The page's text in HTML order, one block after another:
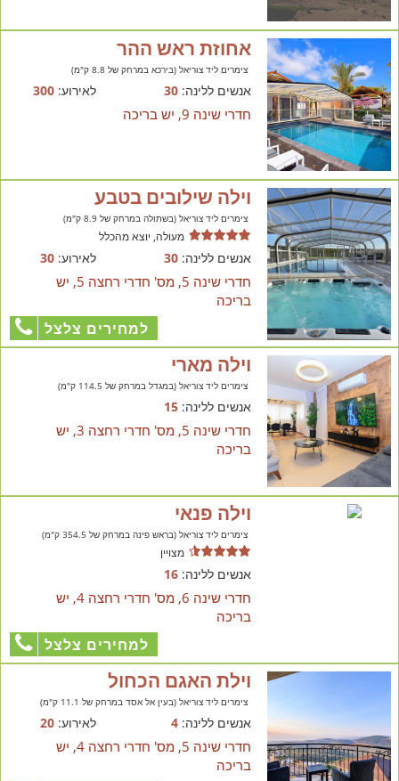
אחוזת ראש ההר
צימרים ליד צוריאל (בירכא במרחק של 8.8 ק"מ)
אנשים ללינה:30 לאירוע:300
חדרי שינה 9, יש בריכה
וילה שילובים בטבע
צימרים ליד צוריאל (בשתולה במרחק של 8.9 ק"מ)
מעולה, יוצא מהכלל
אנשים ללינה:30 לאירוע:30
חדרי שינה 5, מס' חדרי רחצה 5, יש
בריכה
למחירים צלצל
וילה מארי
צימרים ליד צוריאל (במגדל במרחק של 114.5 ק"מ)
אנשים ללינה:15
חדרי שינה 5, מס' חדרי רחצה 3, יש
בריכה
וילה פנאי
צימרים ליד צוריאל (בראש פינה במרחק של 354.5 ק"מ)
מצויין
אנשים ללינה:16
חדרי שינה 6, מס' חדרי רחצה 4, יש
בריכה
למחירים צלצל
וילת האגם הכחול
צימרים ליד צוריאל (בעין אל אסד במרחק של 11.1 ק"מ)
אנשים ללינה:4 לאירוע:20
חדרי שינה 5, מס' חדרי רחצה 4, יש
בריכה